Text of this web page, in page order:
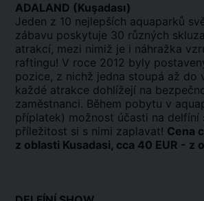
ADALAND (Kuşadası)
Jeden z 10 nejlepších aquaparků
zábavu poskytuje 30 různých
atrakcí, mezi nimiž je i náhražka
raftingu! V roce 2012 byly
pozice, z nichž jedna stoupá až do
každé atrakce dohlížejí na
zaměstnanci. Během pobytu v
příplatek) možnost účasti na delfíní
příležitost si s nimi zaplavat! Cena
z oblasti Kusadasi, cca 40 EUR - z